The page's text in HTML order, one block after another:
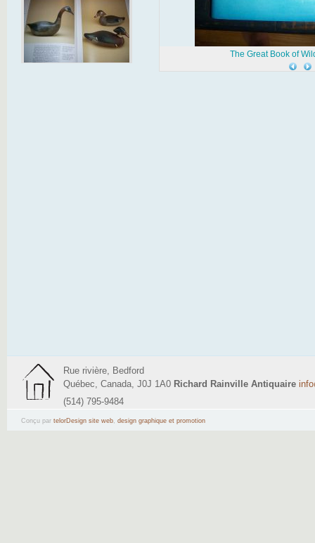
The Great Book of
Rue rivière, Bedford
Québec, Canada, J0J 1A0 Richard Rainville Antiquaire
(514) 795-9484
Conçu par telorDesign site web, design graphique et promotion